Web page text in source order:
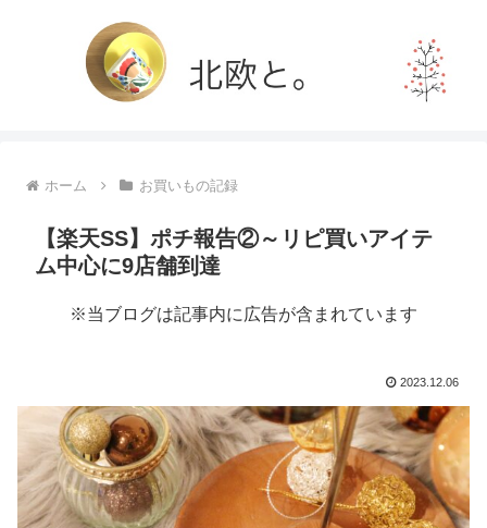
ホーム お買いもの記録
【楽天SS】ポチ報告②～リピ買いアイテ
ム中心に9店舗到達
※当ブログは記事内に広告が含まれています
2023.12.06